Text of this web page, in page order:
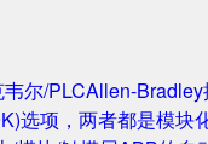
尔/PLCAllen-Bradley
选项，两者都是模块